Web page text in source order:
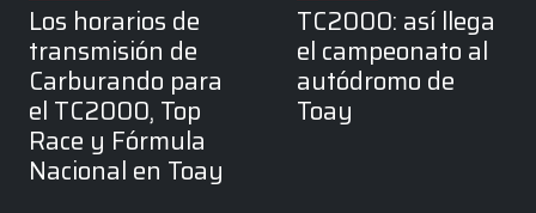
Los horarios de
transmisión de
Carburando para
el TC2000, Top
Race y Fórmula
Nacional en Toay
TC2000: así llega
el campeonato al
autódromo de
Toay